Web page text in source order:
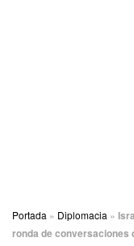
Portada » Diplomacia »
ronda de conversaciones